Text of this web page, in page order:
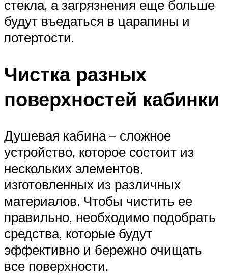
стекла, а загрязнения еще больше
будут въедаться в царапины и
потертости.
Чистка разных
поверхностей кабинки
Душевая кабина – сложное
устройство, которое состоит из
нескольких элементов,
изготовленных из различных
материалов. Чтобы чистить ее
правильно, необходимо подобрать
средства, которые будут
эффективно и бережно очищать
все поверхности.